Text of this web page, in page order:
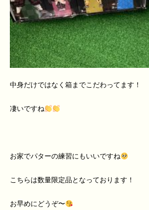
中身だけではなく箱までこだわってます！
凄いですね
お家でパターの練習にもいいですね
こちらは数量限定品となっております！
お早めにどうぞ〜